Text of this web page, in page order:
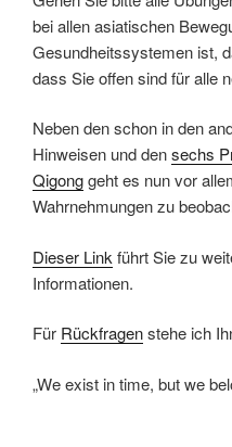
bei allen asiatischen
Gesundheitssystemen ist,
dass Sie offen sind für alle
Neben den schon in den
Hinweisen und densechs
Qigonggeht es nun vor
Wahrnehmungen zu
Dieser Link führt Sie zu
Informationen.
Für Rückfragenstehe ich
„We exist in time, but we